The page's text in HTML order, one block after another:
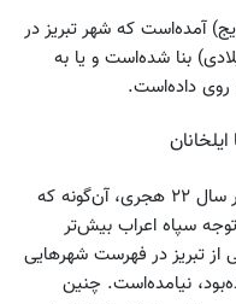
آمده‌است که شهر تبریز در
بنا شده‌است و یا به
روی داده‌است.
در زمان فتح آذربایجان به‌دست اعراب در سال ۲۲ هجری، آن‌گونه که
سپاه اعراب بیش‌تر
تبریز در فهرست شهرهایی
نیامده‌است. چنین